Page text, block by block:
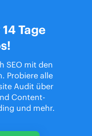
Tage
SEO mit den
Probiere alle
Audit über
Content-
und mehr.